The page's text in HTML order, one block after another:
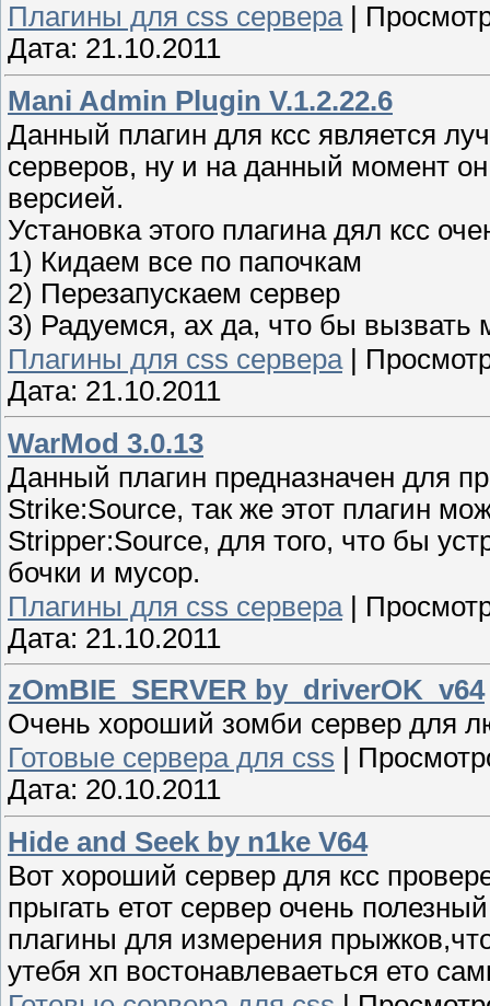
Плагины для css сервера|
Дата: 21.10.2011
Mani Admin Plugin V.1.2.22.6
Данный плагин для ксс является
серверов, ну и на данный момент
версией.
Установка этого плагина дял ксс
1) Кидаем все по папочкам
2) Перезапускаем сервер
3) Радуемся, ах да, что бы
Плагины для css сервера|
Дата: 21.10.2011
WarMod 3.0.13
Данный плагин предназначен для
Strike:Source, так же этот плагин
Stripper:Source, для того, что бы
бочки и мусор.
Плагины для css сервера |
Дата: 21.10.2011
zOmBIE_SERVER by_driverOK_v64
Очень хороший зомби сервер для
Готовые сервера для css
Дата: 20.10.2011
Hide and Seek by n1ke V64
Вот хороший сервер для ксс
прыгать етот сервер очень
плагины для измерения
утебя хп востонавлеваеться ето